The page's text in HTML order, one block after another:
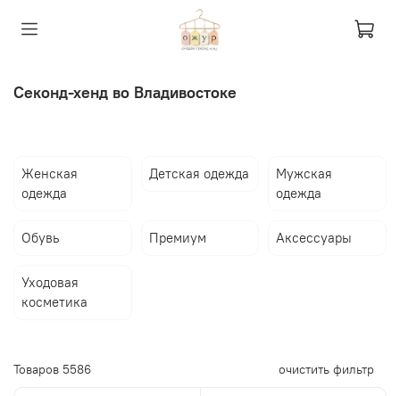
Секонд-хенд во Владивостоке
Женская
одежда
Детская одежда
Мужская
одежда
Обувь Премиум Аксессуары
Уходовая
косметика
Товаров 5586 очистить фильтр